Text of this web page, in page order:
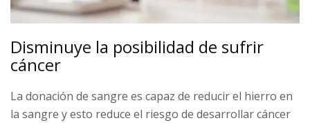
Disminuye la posibilidad de sufrir
cáncer
La donación de sangre es capaz de reducir el hierro en
la sangre y esto reduce el riesgo de desarrollar cáncer